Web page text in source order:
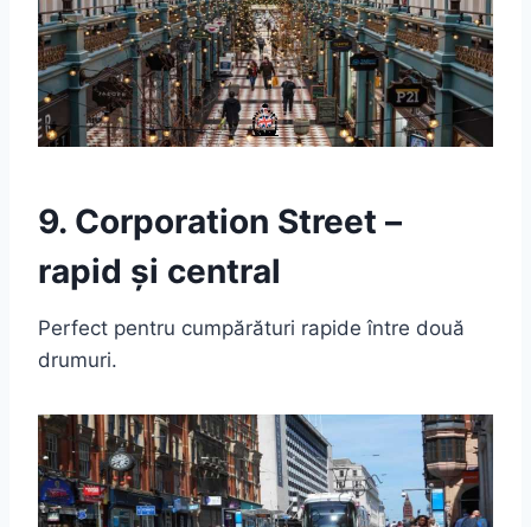
9. Corporation Street –
rapid și central
Perfect pentru cumpărături rapide între două
drumuri.